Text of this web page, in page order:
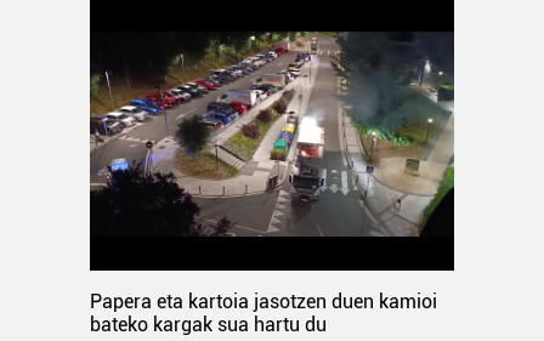
Papera eta kartoia jasotzen duen kamioi
bateko kargak sua hartu du